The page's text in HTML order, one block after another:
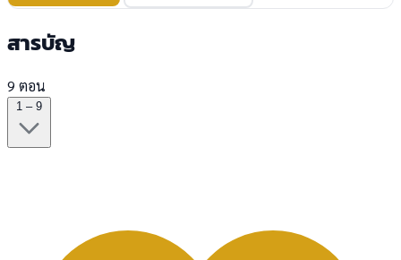
สารบัญ
9 ตอน
1 – 9